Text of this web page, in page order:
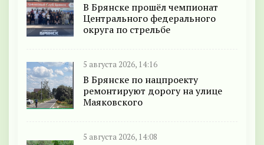
В Брянске прошёл чемпионат
Центрального федерального
округа по стрельбе
5 августа 2026, 14:16
В Брянске по нацпроекту
ремонтируют дорогу на улице
Маяковского
5 августа 2026, 14:08